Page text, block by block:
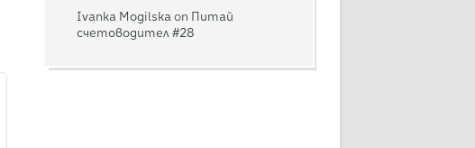
Ivanka Mogilska on Питай
счетоводител #28